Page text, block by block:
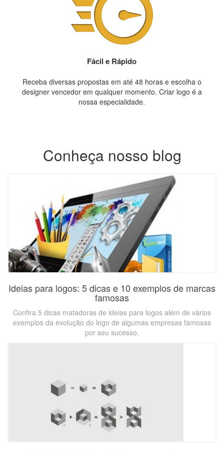
Fácil e Rápido
Receba diversas propostas em até 48 horas e escolha o
designer vencedor em qualquer momento. Criar logo é a
nossa especialidade.
Conheça nosso blog
Ideias para logos: 5 dicas e 10 exemplos de marcas
famosas
Confira 5 dicas matadoras de ideias para logos além de vários
exemplos da evolução do logo de algumas empresas famosas
por seu sucesso.